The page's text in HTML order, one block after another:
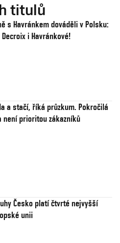
titulů
s Havránkem dováděli v Polsku:
i Havránkové!
a stačí, říká průzkum. Pokročilá
není prioritou zákazníků
Česko platí čtvrté nejvyšší
unii